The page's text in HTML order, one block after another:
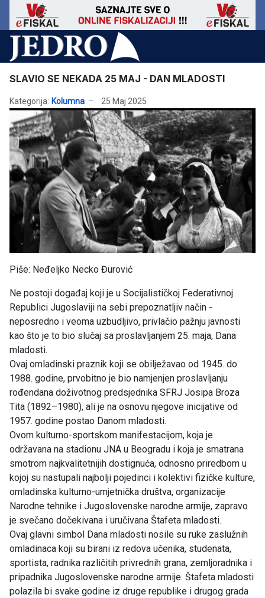
SLAVIO SE NEKADA 25 MAJ - DAN MLADOSTI
Kategorija: Kolumna 25 Maj 2025
Piše: Neđeljko Necko Đurović
Ne postoji događaj koji je u Socijalističkoj Federativnoj
Republici Jugoslaviji na sebi prepoznatljiv način -
neposredno i veoma uzbudljivo, privlačio pažnju javnosti
kao što je to bio slučaj sa proslavljanjem 25. maja, Dana
mladosti.
Ovaj omladinski praznik koji se obilježavao od 1945. do
1988. godine, prvobitno je bio namjenjen proslavljanju
rođendana doživotnog predsjednika SFRJ Josipa Broza
Tita (1892–1980), ali je na osnovu njegove inicijative od
1957. godine postao Danom mladosti.
Ovom kulturno-sportskom manifestacijom, koja je
održavana na stadionu JNA u Beogradu i koja je smatrana
smotrom najkvalitetnijih dostignuća, odnosno priredbom u
kojoj su nastupali najbolji pojedinci i kolektivi fizičke kulture,
omladinska kulturno-umjetnička društva, organizacije
Narodne tehnike i Jugoslovenske narodne armije, zapravo
je svečano dočekivana i uručivana Štafeta mladosti.
Ovaj glavni simbol Dana mladosti nosile su ruke zaslužnih
omladinaca koji su birani iz redova učenika, studenata,
sportista, radnika različitih privrednih grana, zemljoradnika i
pripadnika Jugoslovenske narodne armije. Štafeta mladosti
polazila bi svake godine iz druge republike i drugog grada